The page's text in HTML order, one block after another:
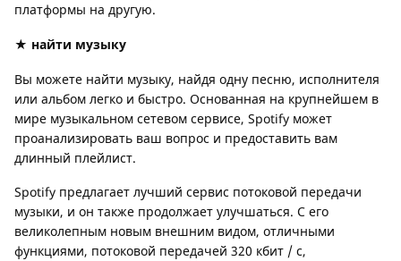
платформы на другую.
★ найти музыку
Вы можете найти музыку, найдя одну песню, исполнителя
или альбом легко и быстро. Основанная на крупнейшем в
мире музыкальном сетевом сервисе, Spotify может
проанализировать ваш вопрос и предоставить вам
длинный плейлист.
Spotify предлагает лучший сервис потоковой передачи
музыки, и он также продолжает улучшаться. С его
великолепным новым внешним видом, отличными
функциями, потоковой передачей 320 кбит / с,